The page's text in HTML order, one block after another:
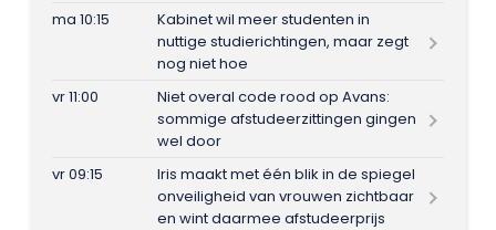
ma 10:15
Kabinet wil meer studenten in
nuttige studierichtingen, maar zegt
nog niet hoe
vr 11:00
Niet overal code rood op Avans:
sommige afstudeerzittingen gingen
wel door
vr 09:15
Iris maakt met één blik in de spiegel
onveiligheid van vrouwen zichtbaar
en wint daarmee afstudeerprijs